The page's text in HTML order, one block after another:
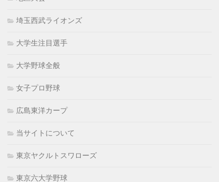
埼玉西武ライオンズ
大学生注目選手
大学野球全般
女子プロ野球
広島東洋カープ
当サイトについて
東京ヤクルトスワローズ
東京六大学野球